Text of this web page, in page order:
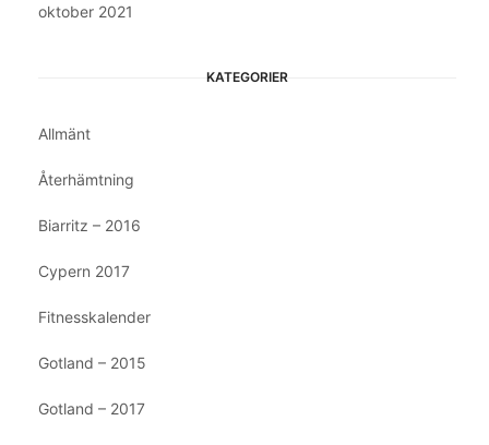
oktober 2021
KATEGORIER
Allmänt
Återhämtning
Biarritz – 2016
Cypern 2017
Fitnesskalender
Gotland – 2015
Gotland – 2017